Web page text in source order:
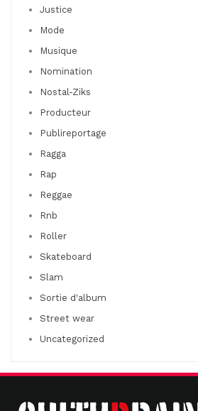
Justice
Mode
Musique
Nomination
Nostal-Ziks
Producteur
Publireportage
Ragga
Rap
Reggae
Rnb
Roller
Skateboard
Slam
Sortie d'album
Street wear
Uncategorized